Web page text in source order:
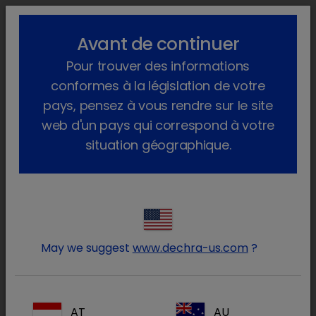
lock_outline search menu
Chat SPECIFIC Cat Endocrine
lockConnectez-vous à votre
Avant de continuer
Pour trouver des informations
conformes à la législation de votre
pays, pensez à vous rendre sur le site
web d'un pays qui correspond à votre
situation géographique.
May we suggest www.dechra-us.com ?
AT AU